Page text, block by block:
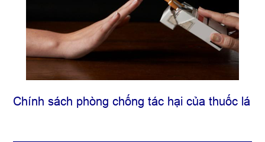
Chính sách phòng chống tác hại của thuốc lá